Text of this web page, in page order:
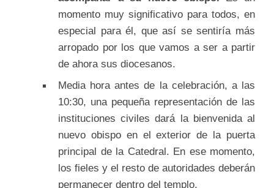
momento muy significativo para todos, en
especial para él, que así se sentiría más
arropado por los que vamos a ser a partir
de ahora sus diocesanos.
Media hora antes de la celebración, a las
10:30, una pequeña representación de las
instituciones civiles dará la bienvenida al
nuevo obispo en el exterior de la puerta
principal de la Catedral. En ese momento,
los fieles y el resto de autoridades deberán
permanecer dentro del templo.